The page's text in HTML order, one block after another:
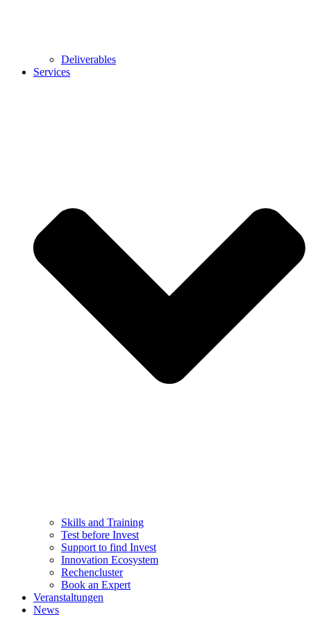
Deliverables
Services
Skills and Training
Test before Invest
Support to find Invest
Innovation Ecosystem
Rechencluster​
Book an Expert
Veranstaltungen
News